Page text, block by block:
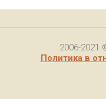
2006-2021
Политика в